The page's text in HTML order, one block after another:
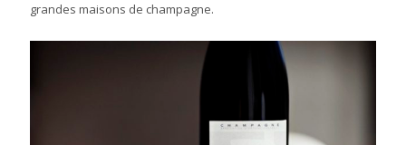
grandes maisons de champagne.